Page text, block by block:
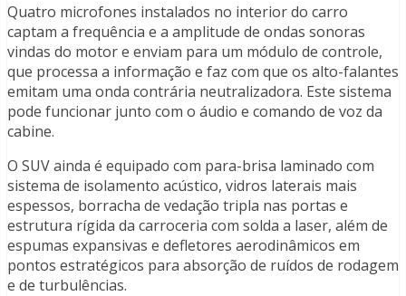
Quatro microfones instalados no interior do carro
captam a frequência e a amplitude de ondas sonoras
vindas do motor e enviam para um módulo de controle,
que processa a informação e faz com que os alto-falantes
emitam uma onda contrária neutralizadora. Este sistema
pode funcionar junto com o áudio e comando de voz da
cabine.
O SUV ainda é equipado com para-brisa laminado com
sistema de isolamento acústico, vidros laterais mais
espessos, borracha de vedação tripla nas portas e
estrutura rígida da carroceria com solda a laser, além de
espumas expansivas e defletores aerodinâmicos em
pontos estratégicos para absorção de ruídos de rodagem
e de turbulências.